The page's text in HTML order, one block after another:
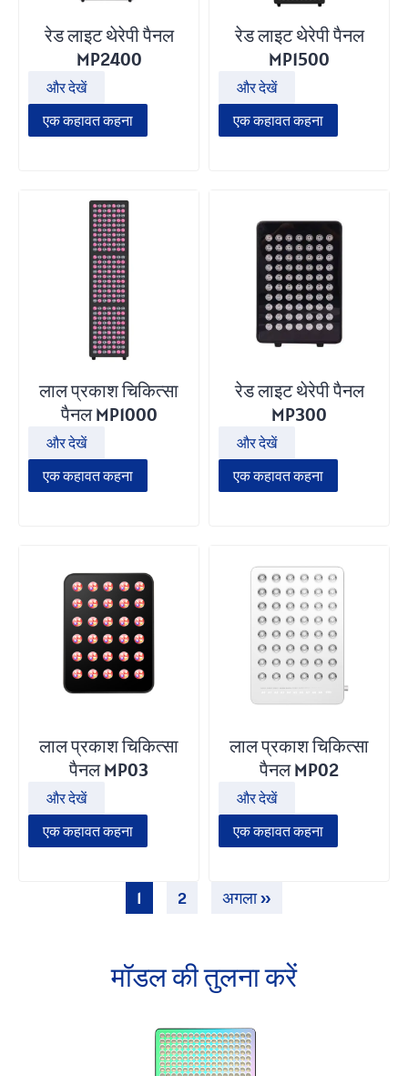
रेड लाइट थेरेपी पैनल
MP2400
और देखें
एक कहावत कहना
रेड लाइट थेरेपी पैनल
MP1500
और देखें
एक कहावत कहना
लाल प्रकाश चिकित्सा
पैनल MP1000
और देखें
एक कहावत कहना
रेड लाइट थेरेपी पैनल
MP300
और देखें
एक कहावत कहना
लाल प्रकाश चिकित्सा
पैनल MP03
और देखें
एक कहावत कहना
लाल प्रकाश चिकित्सा
पैनल MP02
और देखें
एक कहावत कहना
1 2 अगला »
मॉडल की तुलना करें